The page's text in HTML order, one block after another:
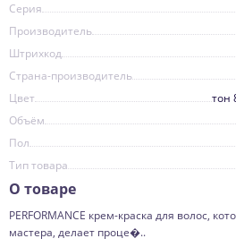
Серия
Производитель
Штрихкод
Страна-производитель
Цвет
тон
Объём
Пол
Тип товара
О товаре
PERFORMANCE крем-краска для волос,
мастера, делает проце�..